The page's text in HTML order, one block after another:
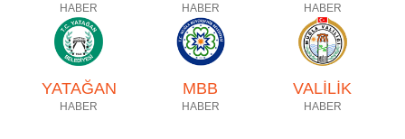
HABER HABER HABER
YATAĞAN
HABER
MBB
HABER
VALİLİK
HABER